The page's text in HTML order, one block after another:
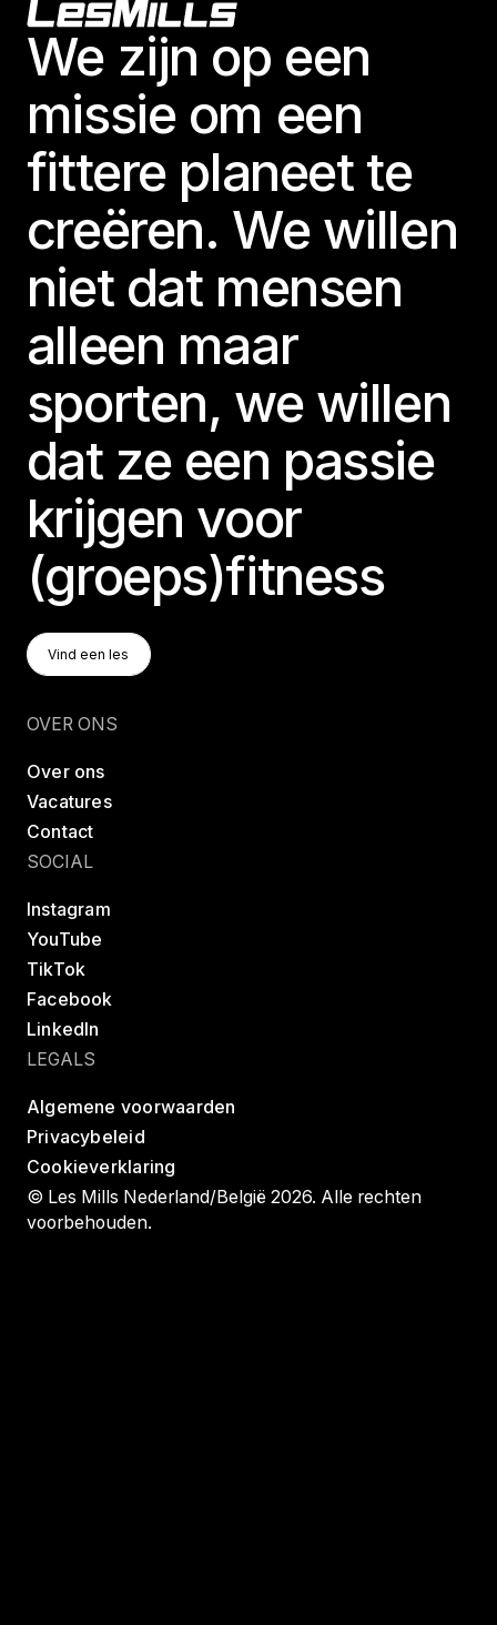
Footer
We zijn op een
missie om een
fittere planeet te
creëren. We willen
niet dat mensen
alleen maar
sporten, we willen
dat ze een passie
krijgen voor
(groeps)fitness
Vind Een Les
Vind een les
OVER ONS
Over ons
Vacatures
Contact
SOCIAL
Instagram
YouTube
TikTok
Facebook
LinkedIn
LEGALS
Algemene voorwaarden
Privacybeleid
Cookieverklaring
© Les Mills Nederland/België 2026. Alle rechten
voorbehouden.